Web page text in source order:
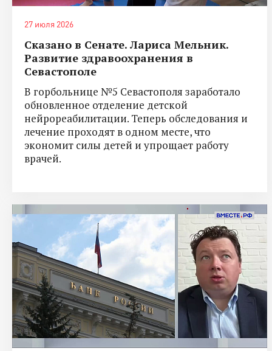
27 июля 2026
Сказано в Сенате. Лариса Мельник.
Развитие здравоохранения в
Севастополе
В горбольнице №5 Севастополя заработало
обновленное отделение детской
нейрореабилитации. Теперь обследования и
лечение проходят в одном месте, что
экономит силы детей и упрощает работу
врачей.